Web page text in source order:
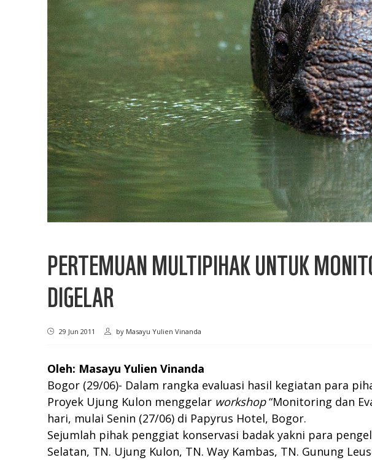
PERTEMUAN MULTIPIHAK UNTUK
DIGELAR
29 Jun 2011 by Masayu Yulien Vinanda
Oleh: Masayu Yulien Vinanda
Bogor (29/06)- Dalam rangka evaluasi hasil kegiatan para
Proyek Ujung Kulon menggelar workshop“Monitoring dan
hari, mulai Senin (27/06) di Papyrus Hotel, Bogor.
Sejumlah pihak penggiat konservasi badak yakni para
Selatan, TN. Ujung Kulon, TN. Way Kambas, TN. Gunung